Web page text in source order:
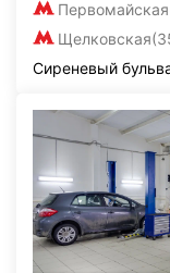
Первомайская
Щелковская
Сиреневый